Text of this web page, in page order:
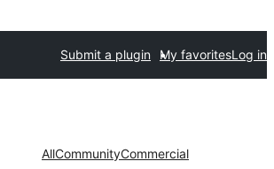
Submit a plugin My favoritesLog in
AllCommunityCommercial